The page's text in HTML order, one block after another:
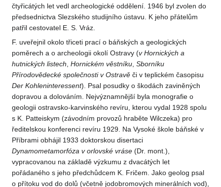
čtyřicátých let vedl archeologické oddělení. 1946 byl zvolen do
předsednictva Slezského studijního ústavu. K jeho přátelům
patřil cestovatel E. S. Vráz.
F. uveřejnil okolo třiceti prací o báňských a geologických
poměrech a o archeologii okolí Ostravy (v Hornických a
hutnických listech Hornickém věstníku Sborníku
Přírodovědecké společnosti v Ostravě či v teplickém časopisu
Der Kohleninteressent). Psal posudky o škodách zaviněných
dopravou a dolováním. Nejvýznamnější byla monografie o
geologii ostravsko-karvinského revíru, kterou vydal 1928 spolu
s K. Patteiskym (závodním provozů hraběte Wilczeka) pro
ředitelskou konferenci revíru 1929. Na Vysoké škole báňské v
Příbrami obhájil 1933 doktorskou disertaci
Dynamometamorfóza v orlovské vráse (Dr. mont.),
vypracovanou na základě výzkumu z dvacátých let
pořádaného s jeho předchůdcem K. Fričem. Jako geolog psal
o přítoku vod do dolů (včetně jodobromových minerálních vod),